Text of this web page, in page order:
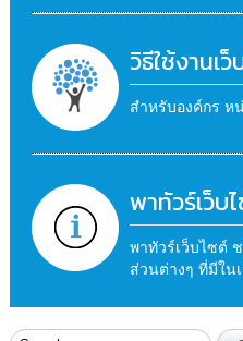
วิธีใช้งานเ
สำหรับองค์กร ห
พาทัวร์เว็บ
พาทัวร์เว็บไซต์
ส่วนต่างๆ ที่มีใน